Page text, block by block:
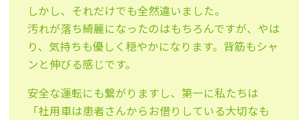
しかし、それだけでも全然違いました。
汚れが落ち綺麗になったのはもちろんですが、やは
り、気持ちも優しく穏やかになります。背筋もシャ
ンと伸びる感じです。
安全な運転にも繋がりますし、第一に私たちは
「社用車は患者さんからお借りしている大切なも